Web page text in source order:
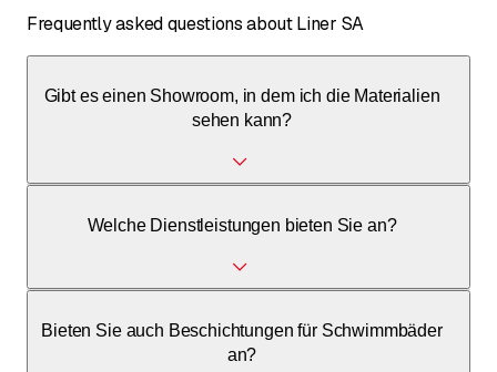
Frequently asked questions about Liner SA
Gibt es einen Showroom, in dem ich die Materialien
sehen kann?
Via da Scima 6 in 6528 Camorino, wo Sie Muster und
Welche Dienstleistungen bieten Sie an?
Abdichtungen, Betonsanierung, Injektionen und statische
Bieten Sie auch Beschichtungen für Schwimmbäder
an?